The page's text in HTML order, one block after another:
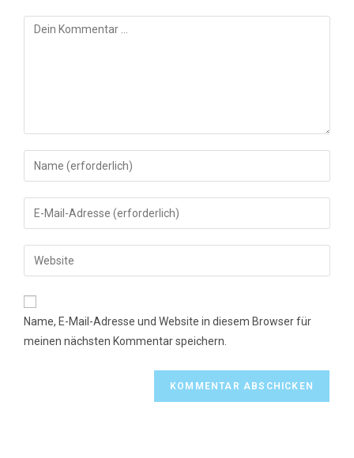
Kommentar
Gib
deinen
Namen
oder
zum
Kommentieren
ein
Gib
deine
E-
Mail-
zum
Kommentieren
ein
Gib
deine
Website-
Name, E-Mail-Adresse und Website in diesem Browser für
meinen nächsten Kommentar speichern.